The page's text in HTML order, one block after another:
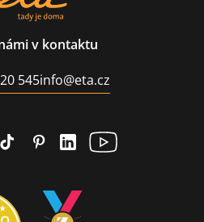
v kontaktu
545info@eta.cz